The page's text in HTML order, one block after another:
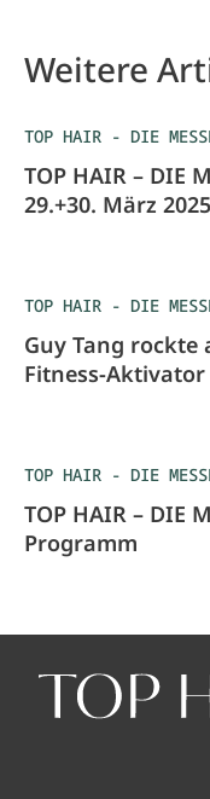
Weitere
TOP HAIR - DIE
TOP HAIR – DIE
29.+30. März
TOP HAIR - DIE
Guy Tang rockte
Fitness-
TOP HAIR - DIE
TOP HAIR – DIE
Programm